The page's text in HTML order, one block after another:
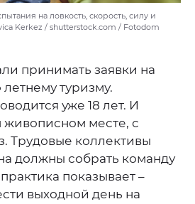
на ловкость, скорость, силу и
Kerkez / shutterstock.com / Fotodom
принимать заявки на
туризму.
уже 18 лет. И
живописном месте, с
Трудовые коллективы
должны собрать команду
показывает –
выходной день на